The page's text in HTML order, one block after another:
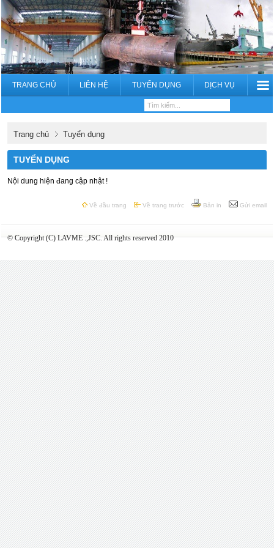
TRANG CHỦ LIÊN HỆ TUYỂN DỤNG DỊCH VỤ
Trang chủ Tuyển dụng
TUYỂN DỤNG
Nội dung hiện đang cập nhật !
Về đầu trang Về trang trước Bản in Gửi email
© Copyright (C) LAVME .,JSC. All rights reserved 2010